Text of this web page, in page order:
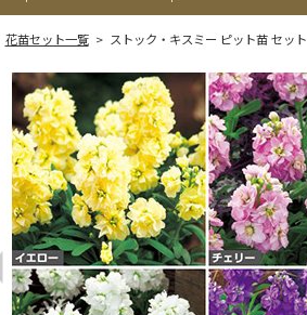
花苗セット一覧> ストック・キスミー ピット苗 セット